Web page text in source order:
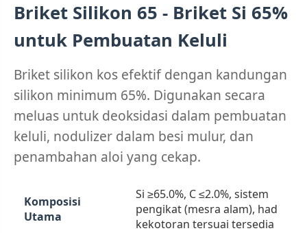
Briket Silikon 65 - Briket Si 65%
untuk Pembuatan Keluli
Briket silikon kos efektif dengan kandungan
silikon minimum 65%. Digunakan secara
meluas untuk deoksidasi dalam pembuatan
keluli, nodulizer dalam besi mulur, dan
penambahan aloi yang cekap.
Komposisi
Utama
Si ≥65.0%, C ≤2.0%, sistem
pengikat (mesra alam), had
kekotoran tersuai tersedia